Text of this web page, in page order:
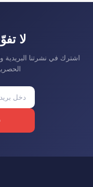
لا
اشترك في نشرتنا